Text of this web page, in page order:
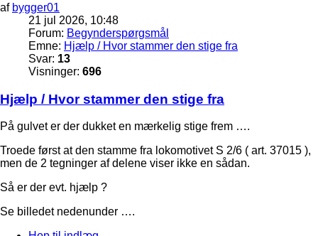
af bygger01
21 jul 2026, 10:48
Forum: Begynderspørgsmål
Emne: Hjælp / Hvor stammer den stige fra
Svar: 13
Visninger: 696
Hjælp / Hvor stammer den stige fra
På gulvet er der dukket en mærkelig stige frem ….
Troede først at den stamme fra lokomotivet S 2/6 ( art. 37015 ),
men de 2 tegninger af delene viser ikke en sådan.
Så er der evt. hjælp ?
Se billedet nedenunder ….